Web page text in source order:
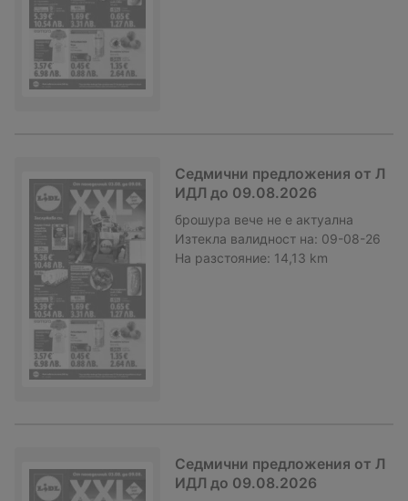
Седмични предложения от Л
ИДЛ до 09.08.2026
брошура вече не е актуална
Изтекла валидност на: 09-08-26
На разстояние: 14,13 km
Седмични предложения от Л
ИДЛ до 09.08.2026